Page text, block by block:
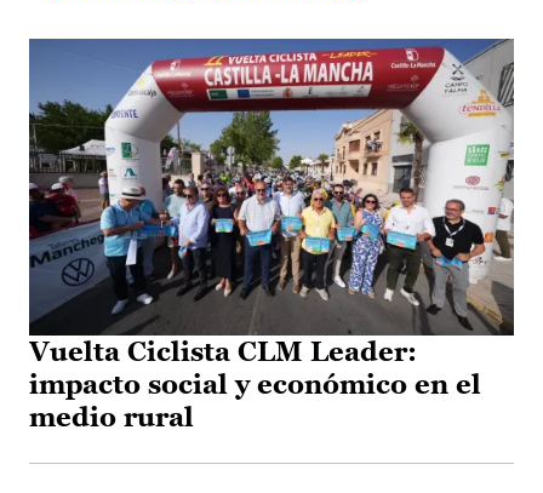
Vuelta Ciclista CLM Leader:
impacto social y económico en el
medio rural